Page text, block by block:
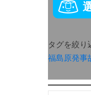
タグを絞り
福島原発事